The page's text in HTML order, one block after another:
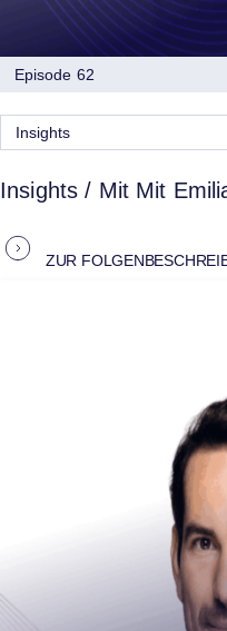
Episode 62
Insights
Insights / Mit Mit
ZUR